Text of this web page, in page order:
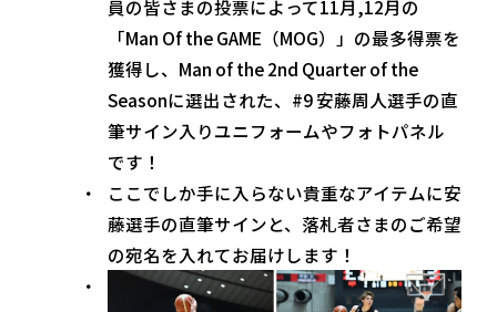
員の皆さまの投票によって11月,12月の
「Man Of the GAME（MOG）」の最多得票を
獲得し、Man of the 2nd Quarter of the
Seasonに選出された、#9 安藤周人選手の直
筆サイン入りユニフォームやフォトパネル
です！
ここでしか手に入らない貴重なアイテムに安
藤選手の直筆サインと、落札者さまのご希望
の宛名を入れてお届けします！